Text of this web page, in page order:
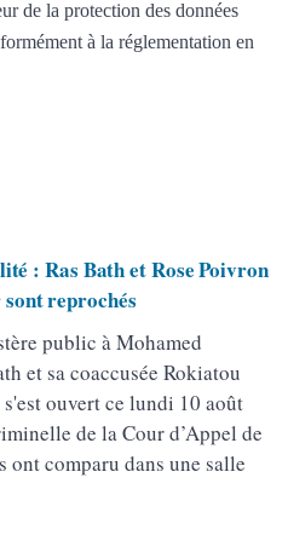
de la protection des données
à la réglementation en
: Ras Bath et Rose Poivron
reprochés
public à Mohamed
et sa coaccusée Rokiatou
ouvert ce lundi 10 août
de la Cour d’Appel de
ont comparu dans une salle